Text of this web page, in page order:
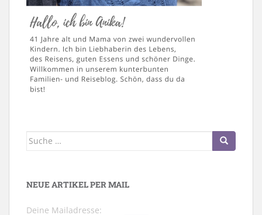
Suche
NEUE ARTIKEL PER MAIL
Deine Mailadresse: